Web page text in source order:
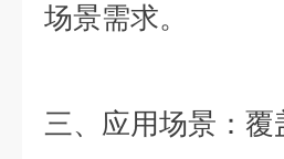
场景需求。
三、应用场景：